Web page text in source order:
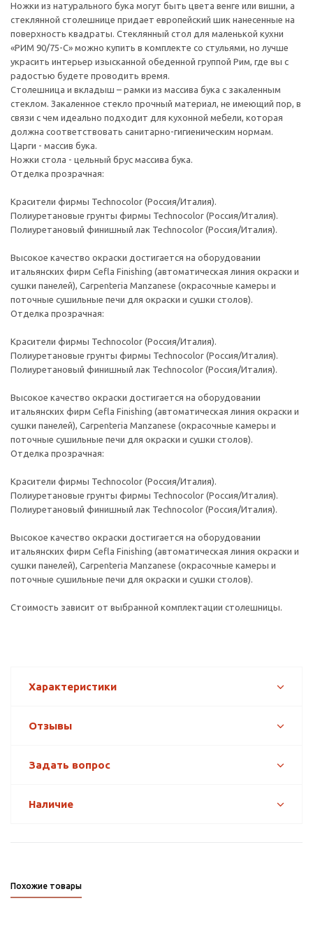
Ножки из натурального бука могут быть цвета венге или вишни, а
стеклянной столешнице придает европейский шик нанесенные на
поверхность квадраты. Стеклянный стол для маленькой кухни
«РИМ 90/75-С» можно купить в комплекте со стульями, но лучше
украсить интерьер изысканной обеденной группой Рим, где вы с
радостью будете проводить время.
Столешница и вкладыш – рамки из массива бука с закаленным
стеклом. Закаленное стекло прочный материал, не имеющий пор, в
связи с чем идеально подходит для кухонной мебели, которая
должна соответствовать санитарно-гигиеническим нормам.
Царги - массив бука.
Ножки стола - цельный брус массива бука.
Отделка прозрачная:
Красители фирмы Technocolor (Россия/Италия).
Полиуретановые грунты фирмы Technocolor (Россия/Италия).
Полиуретановый финишный лак Technocolor (Россия/Италия).
Высокое качество окраски достигается на оборудовании
итальянских фирм Cefla Finishing (автоматическая линия окраски и
сушки панелей), Carpenteria Manzanese (окрасочные камеры и
поточные сушильные печи для окраски и сушки столов).
Отделка прозрачная:
Красители фирмы Technocolor (Россия/Италия).
Полиуретановые грунты фирмы Technocolor (Россия/Италия).
Полиуретановый финишный лак Technocolor (Россия/Италия).
Высокое качество окраски достигается на оборудовании
итальянских фирм Cefla Finishing (автоматическая линия окраски и
сушки панелей), Carpenteria Manzanese (окрасочные камеры и
поточные сушильные печи для окраски и сушки столов).
Отделка прозрачная:
Красители фирмы Technocolor (Россия/Италия).
Полиуретановые грунты фирмы Technocolor (Россия/Италия).
Полиуретановый финишный лак Technocolor (Россия/Италия).
Высокое качество окраски достигается на оборудовании
итальянских фирм Cefla Finishing (автоматическая линия окраски и
сушки панелей), Carpenteria Manzanese (окрасочные камеры и
поточные сушильные печи для окраски и сушки столов).
Стоимость зависит от выбранной комплектации столешницы.
Характеристики
Отзывы
Задать вопрос
Наличие
Похожие товары